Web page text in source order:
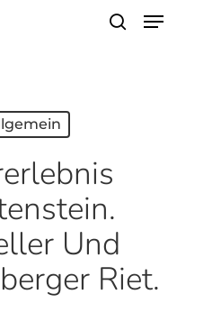
Menu
Und
Riet.